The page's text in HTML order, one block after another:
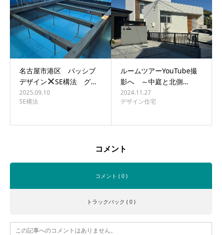
名古屋市港区 パッシブ
デザイン
SE構法 グ…
2025.09.10
SE構法
ルームツアーYouTube撮
影へ ～中庭と北側…
2024.11.27
デザイン住宅
コメント
コメント ( 0 )
トラックバック ( 0 )
この記事へのコメントはありません。